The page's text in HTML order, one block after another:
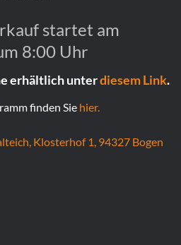
startet am
8:00 Uhr
erhältlich unterdiesem Link.
finden Sie hier.
Klosterhof 1, 94327 Bogen